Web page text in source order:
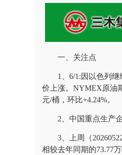
一、关注点
1、6/1:因以色列
价上涨。NYMEX原油
元/桶，环比+4.24%。
2、中国重点生产
3、上周（
相较去年同期的73.77